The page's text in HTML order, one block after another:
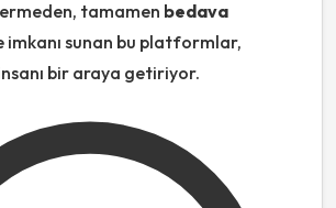
tamamen bedava
imkanı sunan bu platformlar,
bir araya getiriyor.